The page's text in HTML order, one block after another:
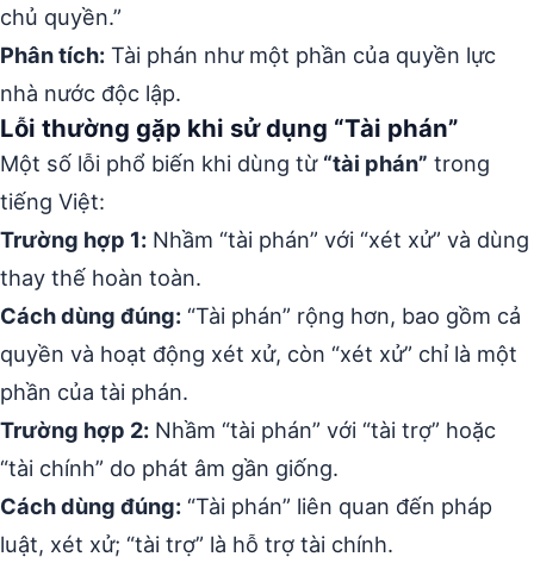
chủ quyền.”
Phân tích: Tài phán như một phần của quyền lực
nhà nước độc lập.
Lỗi thường gặp khi sử dụng “Tài phán”
Một số lỗi phổ biến khi dùng từ “tài phán” trong
tiếng Việt:
Trường hợp 1: Nhầm “tài phán” với “xét xử” và dùng
thay thế hoàn toàn.
Cách dùng đúng: “Tài phán” rộng hơn, bao gồm cả
quyền và hoạt động xét xử, còn “xét xử” chỉ là một
phần của tài phán.
Trường hợp 2: Nhầm “tài phán” với “tài trợ” hoặc
“tài chính” do phát âm gần giống.
Cách dùng đúng: “Tài phán” liên quan đến pháp
luật, xét xử; “tài trợ” là hỗ trợ tài chính.